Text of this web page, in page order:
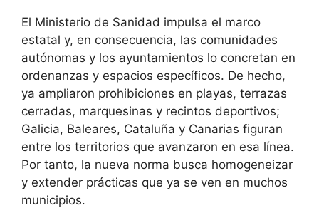
El Ministerio de Sanidad impulsa el marco
estatal y, en consecuencia, las comunidades
autónomas y los ayuntamientos lo concretan en
ordenanzas y espacios específicos. De hecho,
ya ampliaron prohibiciones en playas, terrazas
cerradas, marquesinas y recintos deportivos;
Galicia, Baleares, Cataluña y Canarias figuran
entre los territorios que avanzaron en esa línea.
Por tanto, la nueva norma busca homogeneizar
y extender prácticas que ya se ven en muchos
municipios.